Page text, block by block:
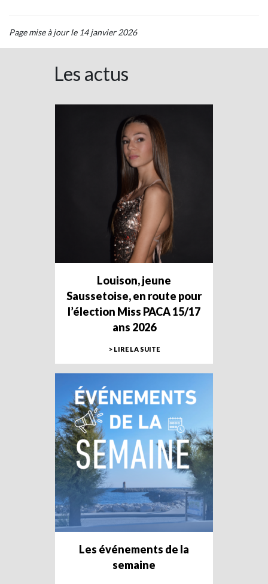
Page mise à jour le 14 janvier 2026
Les actus
Louison, jeune
Saussetoise, en route pour
l’élection Miss PACA 15/17
ans 2026
> LIRE LA SUITE
Les événements de la
semaine